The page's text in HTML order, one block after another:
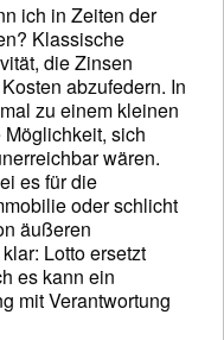
ich in Zeiten der
Klassische
die Zinsen
abzufedern. In
zu einem kleinen
sich
wären.
es für die
oder schlicht
äußeren
Lotto ersetzt
es kann ein
mit Verantwortung